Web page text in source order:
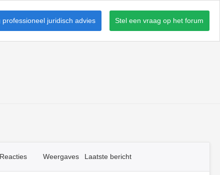
Stel een vraag op het forum
professioneel juridisch advies
Reacties Weergaves Laatste bericht